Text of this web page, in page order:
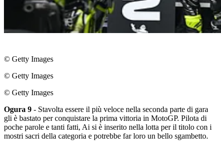
© Getty Images
© Getty Images
© Getty Images
Ogura 9 - Stavolta essere il più veloce nella seconda parte di gara
gli è bastato per conquistare la prima vittoria in MotoGP. Pilota di
poche parole e tanti fatti, Ai si è inserito nella lotta per il titolo con i
mostri sacri della categoria e potrebbe far loro un bello sgambetto.